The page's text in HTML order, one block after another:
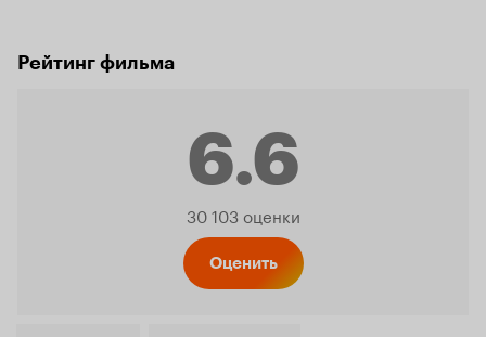
Рейтинг фильма
6.6
Рейтинг
30 103 оценки
Оценить